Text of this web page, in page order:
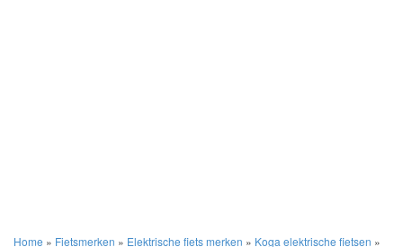
Home » Fietsmerken » Elektrische fiets merken » Koga elektrische fietsen »